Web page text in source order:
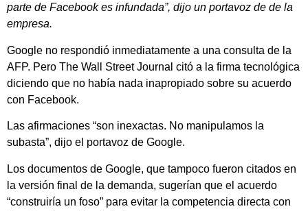
parte de Facebook es infundada”, dijo un portavoz de de la
empresa.
Google no respondió inmediatamente a una consulta de la
AFP. Pero The Wall Street Journal citó a la firma tecnológica
diciendo que no había nada inapropiado sobre su acuerdo
con Facebook.
Las afirmaciones “son inexactas. No manipulamos la
subasta”, dijo el portavoz de Google.
Los documentos de Google, que tampoco fueron citados en
la versión final de la demanda, sugerían que el acuerdo
“construiría un foso” para evitar la competencia directa con